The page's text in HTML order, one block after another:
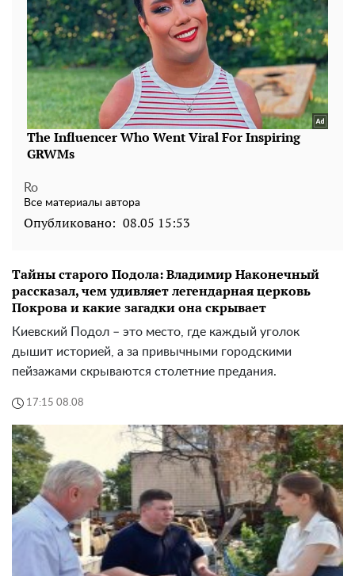
Ro
Все материалы автора
Опубликовано: 08.05 15:53
Тайны старого Подола: Владимир Наконечный
рассказал, чем удивляет легендарная церковь
Покрова и какие загадки она скрывает
Киевский Подол – это место, где каждый уголок
дышит историей, а за привычными городскими
пейзажами скрываются столетние предания.
17:15 08.08